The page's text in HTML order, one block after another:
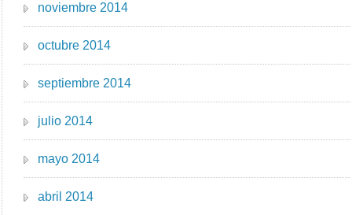
noviembre 2014
octubre 2014
septiembre 2014
julio 2014
mayo 2014
abril 2014